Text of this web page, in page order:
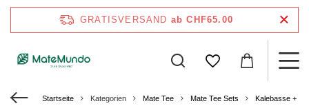
GRATISVERSAND ab CHF65.00
Startseite Kategorien Mate Tee Mate Tee Sets Kalebasse +